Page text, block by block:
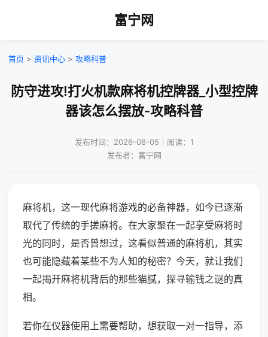
富宁网
首页 > 资讯中心 > 攻略科普
防守进攻!打火机款麻将机控牌器_小型控牌
器该怎么摆放-攻略科普
发布时间：2026-08-05｜阅读：1
发布者：富宁网
麻将机，这一现代麻将游戏的必备神器，如今已逐渐
取代了传统的手搓麻将。在大家聚在一起享受麻将时
光的同时，是否曾想过，这看似普通的麻将机，其实
也可能隐藏着某些不为人知的秘密？今天，就让我们
一起揭开麻将机背后的那些猫腻，探寻输钱之谜的真
相。
若你在仪器使用上需要帮助，想获取一对一指导，添